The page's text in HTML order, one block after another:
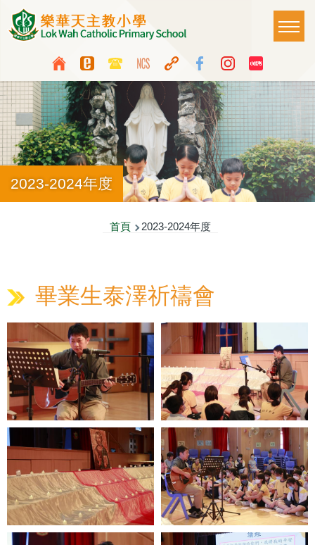
移至主內容
Top
Media
Icon
Button
Language
switcher
Main
2023-2024年度
結
首頁 2023-2024年度
畢業生泰澤祈禱會